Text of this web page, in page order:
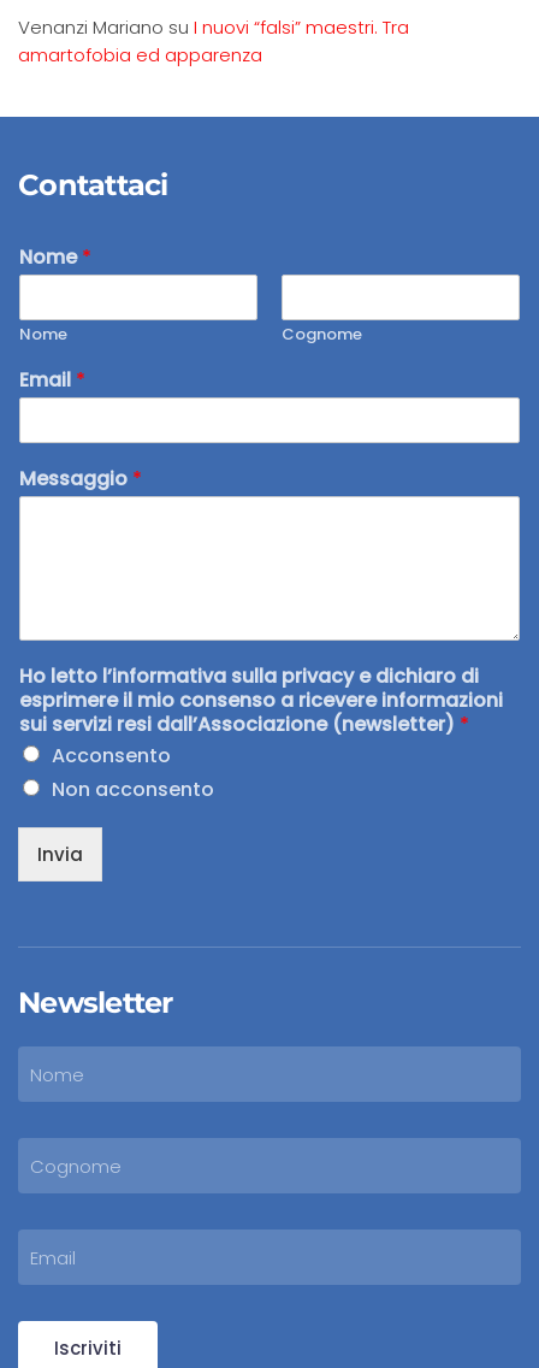
Venanzi Mariano su I nuovi “falsi” maestri. Tra
amartofobia ed apparenza
Contattaci
Nome*
Nome Cognome
Email *
Messaggio *
Ho letto l’informativa sulla privacy e dichiaro di
esprimere il mio consenso a ricevere informazioni
sui servizi resi dall’Associazione (newsletter) *
Acconsento
Non acconsento
Invia
Newsletter
Iscriviti